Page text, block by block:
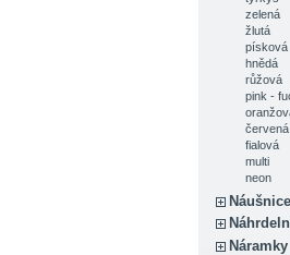
zelená
žlutá
písková
hnědá
růžová
pink -
červená
fialová
multi
neon
Náušnice
Náramky